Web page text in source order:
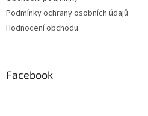
Podmínky ochrany osobních údajů
Hodnocení obchodu
Facebook